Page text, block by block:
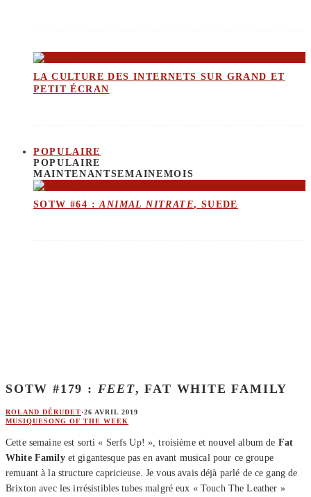
LA CULTURE DES INTERNETS SUR GRAND ET
PETIT ÉCRAN
POPULAIRE
POPULAIRE
MAINTENANTSEMAINEMOIS
SOTW #64 :ANIMAL NITRATE, SUEDE
SOTW #179 : FEET, FAT WHITE FAMILY
ROLAND DÉRUDET·26 AVRIL 2019
MUSIQUESONG OF THE WEEK
Cette semaine est sorti « Serfs Up! », troisième et nouvel album de Fat
White Family et gigantesque pas en avant musical pour ce groupe
remuant à la structure capricieuse. Je vous avais déjà parlé de ce gang de
Brixton avec les irrésistibles tubes malgré eux « Touch The Leather »